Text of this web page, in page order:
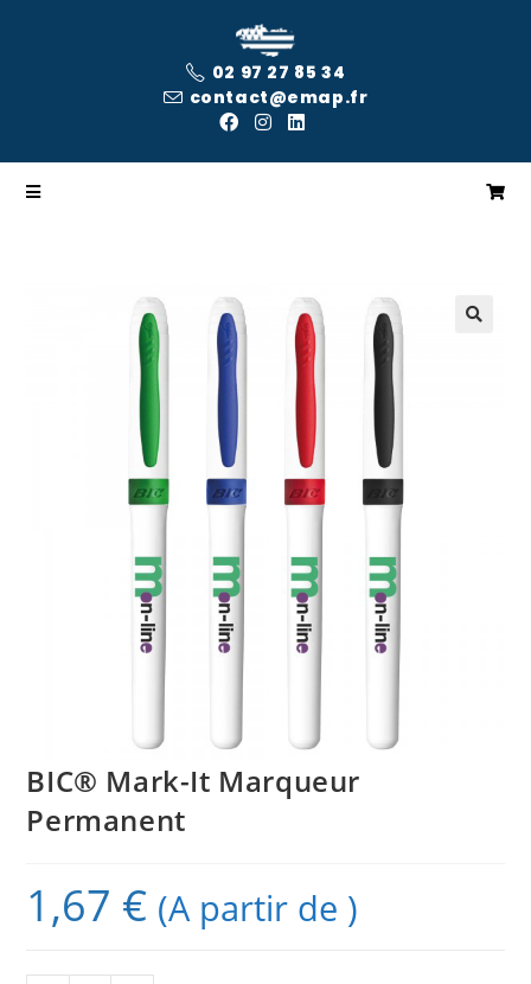
02 97 27 85 34
contact@emap.fr
BIC® Mark-It Marqueur
Permanent
1,67 € (A partir de )